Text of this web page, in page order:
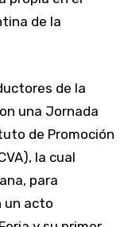
de la
de la
una Jornada
de Promoción
la cual
para
un acto